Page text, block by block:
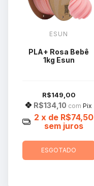
ESUN
PLA+ Rosa Bebê
1kg Esun
R$149,00
R$134,10 com Pix
2 x de R$74,50
sem juros
ESGOTADO